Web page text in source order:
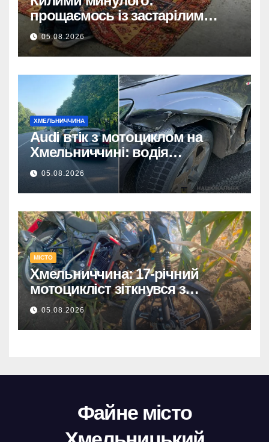
прощаємось із застарілим
покриттям та обираємо тренди
сучасних інтер’єрів
05.08.2026
ХМЕЛЬНИЧЧИНА
Audi втік з мотоциклом на
Хмельниччині: водія
затримано.
05.08.2026
МІСТО
Хмельниччина: 17-річний
мотоцикліст зіткнувся з
КАМАЗом – є постраждалий.
05.08.2026
Файне місто